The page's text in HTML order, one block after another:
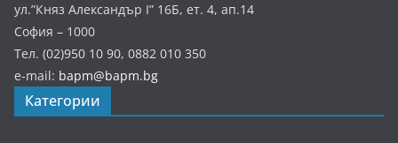
ул.”Княз Александър І” 16Б, ет. 4, ап.14
София – 1000
Тел. (02)950 10 90, 0882 010 350
e-mail: bapm@bapm.bg
Категории